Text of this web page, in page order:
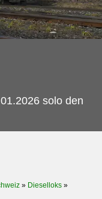
01.2026 solo den
» Dieselloks »